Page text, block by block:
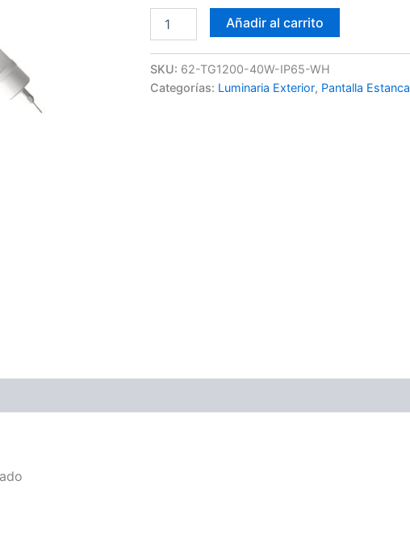
Estanca
Pro
40W
Añadir al carrito
SKU: 62-TG1200-40W-IP65-WH
Categorías: Luminaria Exterior, Pantalla Estanca